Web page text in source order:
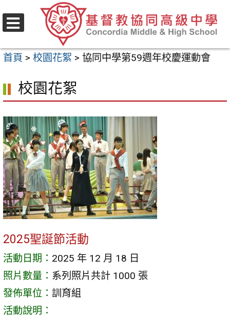
至
要
容
首頁 > 校園花絮 > 協同中學第59週年校慶運動會
校園花絮
2025聖誕節活動
活動日期： 2025 年 12 月 18 日
照片數量： 系列照片共計 1000 張
發佈單位： 訓育組
活動說明：
選
單